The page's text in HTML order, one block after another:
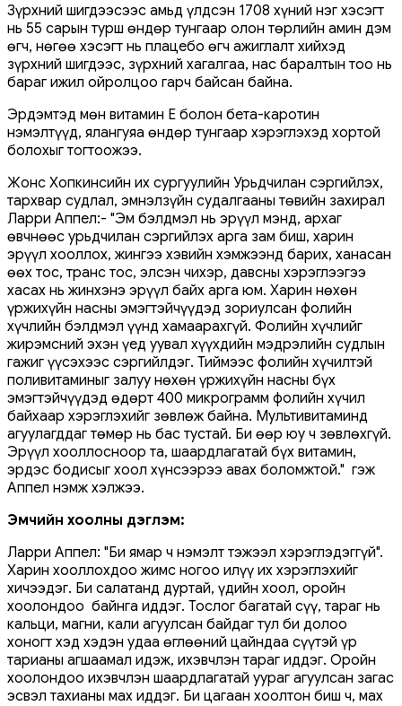
Зүрхний шигдээсээс амьд үлдсэн 1708 хүний ​​нэг хэсэгт
нь 55 сарын турш өндөр тунгаар олон төрлийн амин дэм
өгч, нөгөө хэсэгт нь плацебо өгч ажиглалт хийхэд
зүрхний шигдээс, зүрхний хагалгаа, нас баралтын тоо нь
бараг ижил ойролцоо гарч байсан байна.
Эрдэмтэд мөн витамин Е болон бета-каротин
нэмэлтүүд, ялангуяа өндөр тунгаар хэрэглэхэд хортой
болохыг тогтоожээ.
Жонс Хопкинсийн их сургуулийн Урьдчилан сэргийлэх,
тархвар судлал, эмнэлзүйн судалгааны төвийн захирал
Ларри Аппел:- "Эм бэлдмэл нь эрүүл мэнд, архаг
өвчнөөс урьдчилан сэргийлэх арга зам биш, харин
эрүүл хооллох, жингээ хэвийн хэмжээнд барих, ханасан
өөх тос, транс тос, элсэн чихэр, давсны хэрэглээгээ
хасах нь жинхэнэ эрүүл байх арга юм. Харин нөхөн
үржихүйн насны эмэгтэйчүүдэд зориулсан фолийн
хүчлийн бэлдмэл үүнд хамаарахгүй. Фолийн хүчлийг
жирэмсний эхэн үед уувал хүүхдийн мэдрэлийн судлын
гажиг үүсэхээс сэргийлдэг. Тиймээс фолийн хүчилтэй
поливитаминыг залуу нөхөн үржихүйн насны бүх
эмэгтэйчүүдэд өдөрт 400 микрограмм фолийн хүчил
байхаар хэрэглэхийг зөвлөж байна. Мультивитаминд
агуулагддаг төмөр нь бас тустай. Би өөр юу ч зөвлөхгүй.
Эрүүл хооллосноор та, шаардлагатай бүх витамин,
эрдэс бодисыг хоол хүнсээрээ авах боломжтой." гэж
Аппел нэмж хэлжээ.
Эмчийн хоолны дэглэм:
Ларри Аппел: "Би ямар ч нэмэлт тэжээл хэрэглэдэггүй".
Харин хооллохдоо жимс ногоо илүү их хэрэглэхийг
хичээдэг. Би салатанд дуртай, үдийн хоол, оройн
хоолондоо байнга иддэг. Тослог багатай сүү, тараг нь
кальци, магни, кали агуулсан байдаг тул би долоо
хоногт хэд хэдэн удаа өглөөний цайндаа сүүтэй үр
тарианы агшаамал идэж, ихэвчлэн тараг иддэг. Оройн
хоолондоо ихэвчлэн шаардлагатай уураг агуулсан загас
эсвэл тахианы мах иддэг. Би цагаан хоолтон биш ч, мах